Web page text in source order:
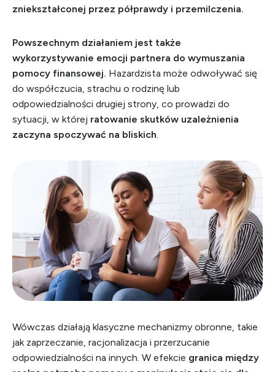
zniekształconej przez półprawdy i przemilczenia.
Powszechnym działaniem jest także
wykorzystywanie emocji partnera do wymuszania
pomocy finansowej. Hazardzista może odwoływać się
do współczucia, strachu o rodzinę lub
odpowiedzialności drugiej strony, co prowadzi do
sytuacji, w której ratowanie skutków uzależnienia
zaczyna spoczywać na bliskich.
Wówczas działają klasyczne mechanizmy obronne, takie
jak zaprzeczanie, racjonalizacja i przerzucanie
odpowiedzialności na innych. W efekcie granica między